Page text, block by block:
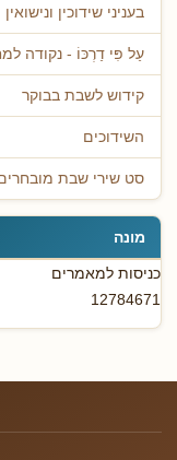
בעניני שידוכין ונישואין
עַל פִּי דַרְכּוֹ - נקודה
קידוש לשבת בבוקר
השידוכים
סט שירי שבת
מונה
כניסות למאמרים
12784671